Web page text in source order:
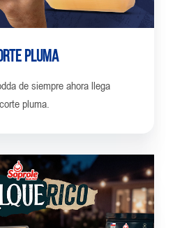
Pluma
de siempre ahora llega
pluma.